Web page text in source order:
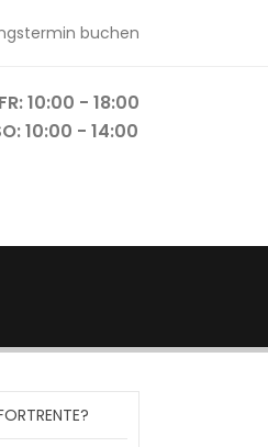
buchen
10:00 - 18:00
10:00 - 14:00